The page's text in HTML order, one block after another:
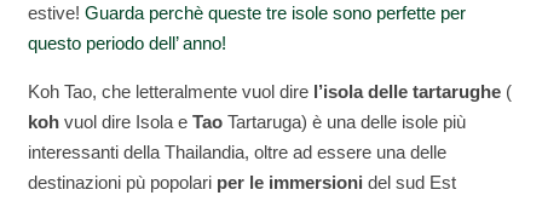
estive! Guarda perchè queste tre isole sono perfette per
questo periodo dell’ anno!
Koh Tao, che letteralmente vuol dire l’isola delle tartarughe(
kohvuol dire Isola eTaoTartaruga) è una delle isole più
interessanti della Thailandia, oltre ad essere una delle
destinazioni pù popolari per le immersioni del sud Est